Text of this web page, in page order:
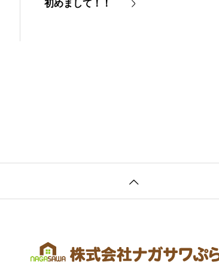
初めまして！！